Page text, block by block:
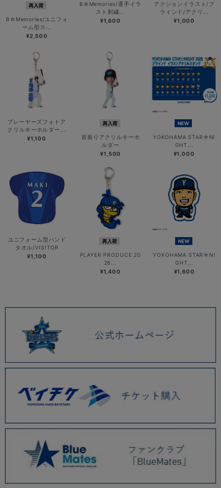
再入荷
B☆Memories/ユニフォ
ーム型ス...
¥2,500
B☆Memories/選手イラ
スト刺繍...
¥1,600
アクションイラスト/ブ
ラインド/アクリ...
¥1,000
プレーヤーズフォトア
クリルキーホルダー...
¥1,100
再入荷
首振りアクリルキーホ
ルダー
¥1,500
NEW
YOKOHAMA STAR☆NI
GHT...
¥1,000
ユニフォーム型ハンド
タオル/VISITOR
¥1,100
再入荷
PLAYER PRODUCE 20
26...
¥1,400
NEW
YOKOHAMA STAR☆NI
GHT...
¥1,600